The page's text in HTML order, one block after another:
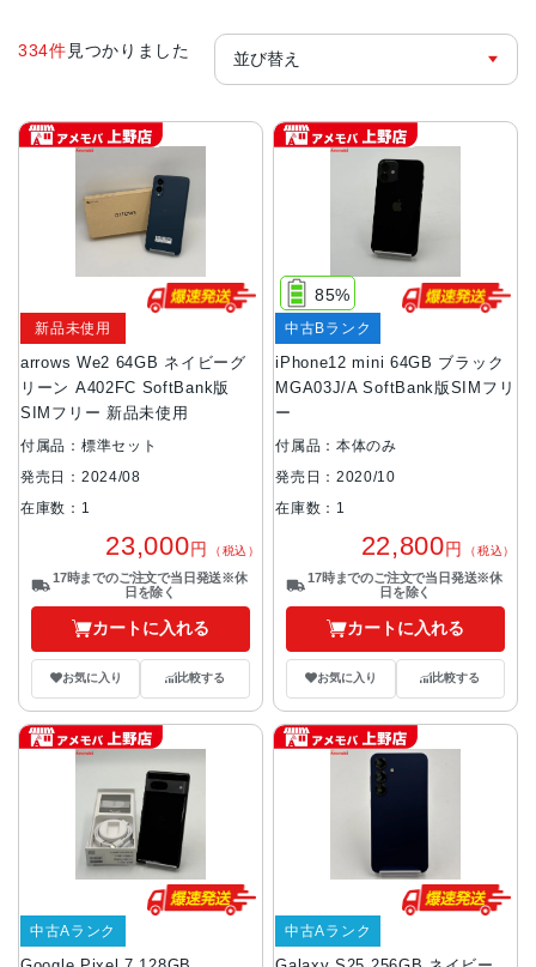
334件 見つかりました
arrows We2 64GB ネイビーグ
リーン A402FC SoftBank版
SIMフリー 新品未使用
新品未使用
付属品：標準セット
発売日：2024/08
在庫数：1
23,000円 （税込）
17時までのご注文で当日発送※休
日を除く
カートに入れる
お気に入り 比較する
iPhone12 mini 64GB ブラック
MGA03J/A SoftBank版SIMフリ
ー
85%
中古Bランク
付属品：本体のみ
発売日：2020/10
在庫数：1
22,800円 （税込）
17時までのご注文で当日発送※休
日を除く
カートに入れる
お気に入り 比較する
中古Aランク 中古Aランク